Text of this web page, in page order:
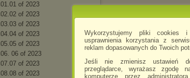
Wykorzystujemy pliki cookies
usprawnienia korzystania z
reklam dopasowanych do Twoich
Jeśli nie zmienisz ustawień
przeglądarce, wyrażasz zgodę
komputerze przez
01.01 of 2023
02.02 of 2023
03.03 of 2023
04.04 of 2023
05.05 of 2023
06. 06 of 2023
07.07 of 2023
08.08 of 2023